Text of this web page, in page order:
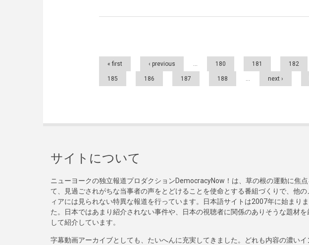
Pages
« first ‹ previous … 180 181 182
185 186 187 188 … next ›
サイトについて
ニューヨークの独立報道プロダクションDemocracyNow！は、草の根の運動に焦点
て、見過ごされがちな当事者の声をとどけることを使命とする番組づくりで、他の
ィアには見られない特異な報道を行っています。日本語サイトは2007年に始まり
た。日本ではあまり紹介されない事件や、日本の視聴者に関係のありそうな題材を
して紹介しています。
字幕動画アーカイブとしても、たいへんに充実してきました。どれも内容の濃いイ